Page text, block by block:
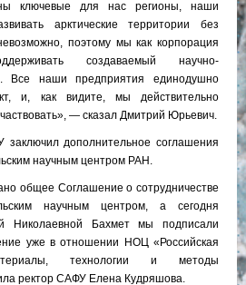
ключевые для нас регионы, наши
арктические территории без
поэтому мы как корпорация
создаваемый научно-
Все наши предприятия единодушно
и, как видите, мы действительно
— сказал Дмитрий Юрьевич.
дополнительное соглашения
научным центром РАН.
общее Соглашение о сотрудничестве
научным центром, а сегодня
Николаевной Бахмет мы подписали
уже в отношении НОЦ «Российская
технологии и методы
ректор САФУ Елена Кудряшова.